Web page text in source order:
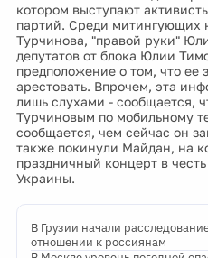
котором выступают
партий. Среди митингующих
Турчинова, "правой руки"
депутатов от блока Юлии
предположение о том, что ее
арестовать. Впрочем, эта
лишь слухами - сообщается,
Турчиновым по мобильному
сообщается, чем сейчас он
также покинули Майдан, на
праздничный концерт в
Украины.
В Грузии начали
отношении к россиянам